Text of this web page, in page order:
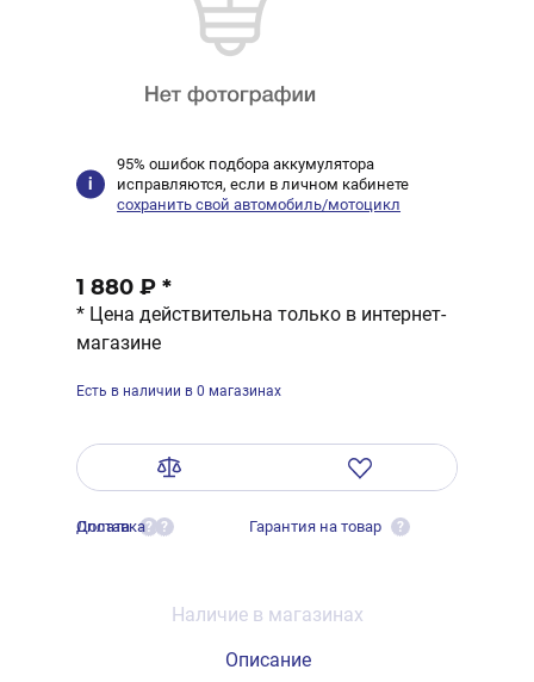
95% ошибок подбора аккумулятора
исправляются, если в личном кабинете
сохранить свой автомобиль/мотоцикл
1 880 ₽ *
* Цена действительна только в интернет-
магазине
Есть в наличии в 0 магазинах
Оплата ?
Доставка ? Гарантия на товар ?
Наличие в магазинах
Описание